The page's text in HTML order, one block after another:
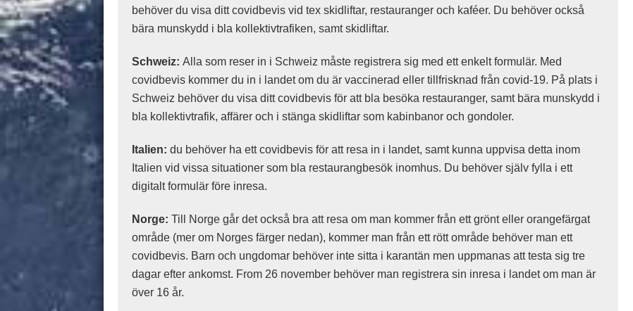
behöver du visa ditt covidbevis vid tex skidliftar, restauranger och kaféer. Du behöver också
bära munskydd i bla kollektivtrafiken, samt skidliftar.
Schweiz: Alla som reser in i Schweiz måste registrera sig med ett enkelt formulär. Med
covidbevis kommer du in i landet om du är vaccinerad eller tillfrisknad från covid-19. På plats i
Schweiz behöver du visa ditt covidbevis för att bla besöka restauranger, samt bära munskydd i
bla kollektivtrafik, affärer och i stänga skidliftar som kabinbanor och gondoler.
Italien: du behöver ha ett covidbevis för att resa in i landet, samt kunna uppvisa detta inom
Italien vid vissa situationer som bla restaurangbesök inomhus. Du behöver själv fylla i ett
digitalt formulär före inresa.
Norge: Till Norge går det också bra att resa om man kommer från ett grönt eller orangefärgat
område (mer om Norges färger nedan), kommer man från ett rött område behöver man ett
covidbevis. Barn och ungdomar behöver inte sitta i karantän men uppmanas att testa sig tre
dagar efter ankomst. From 26 november behöver man registrera sin inresa i landet om man är
över 16 år.